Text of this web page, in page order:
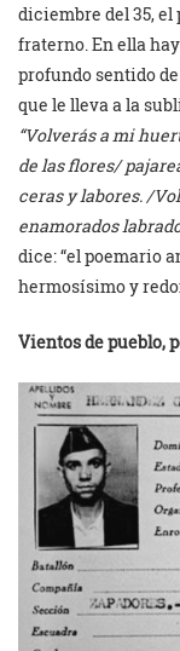
diciembre del 35, el
fraterno. En ella
profundo sentido
que le lleva a la
“Volverás a mi
de las flores/
ceras y labores. /
enamorados
dice: “el poemario
hermosísimo y
Vientos de pueblo,